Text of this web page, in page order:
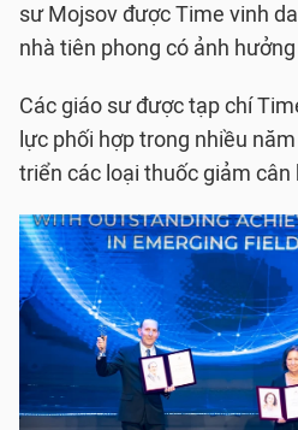
sư Mojsov được Time vinh
nhà tiên phong có ảnh
Các giáo sư được tạp chí
lực phối hợp trong nhiều
triển các loại thuốc giảm cân